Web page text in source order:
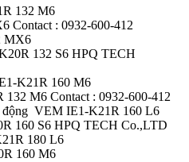
132 M6
Contact : 0932-600-412
MX6
132 S6 HPQ TECH
K21R 160 M6
M6 Contact : 0932-600-412
động VEM IE1-K21R 160 L6
160 S6 HPQ TECH Co.,LTD
180 L6
160 M6